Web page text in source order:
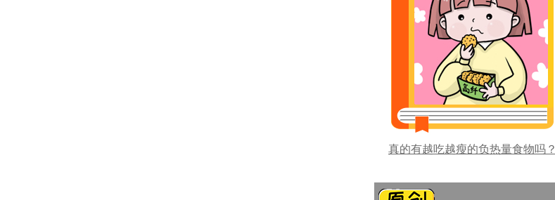
真的有越吃越瘦的负热量食物吗？